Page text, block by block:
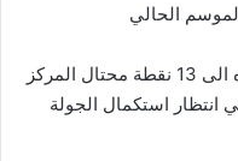
الحالي
.ومن جهته رفع الملعب التونسي رصيده الى 13 نقطة محتال المركز
انتظار استكمال الجولة